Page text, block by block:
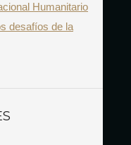
Humanitario
desafíos de la